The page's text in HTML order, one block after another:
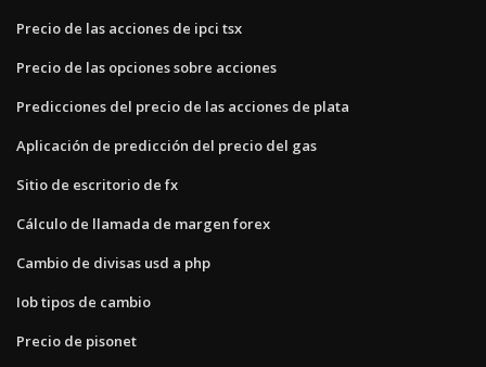
Precio de las acciones de ipci tsx
Precio de las opciones sobre acciones
Predicciones del precio de las acciones de plata
Aplicación de predicción del precio del gas
Sitio de escritorio de fx
Cálculo de llamada de margen forex
Cambio de divisas usd a php
Iob tipos de cambio
Precio de pisonet